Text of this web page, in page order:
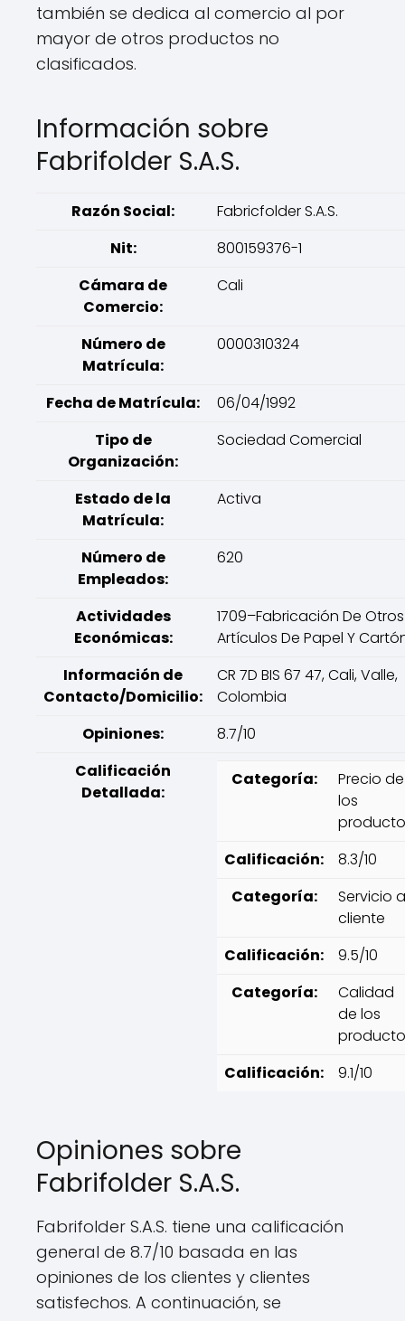
también se dedica al comercio al por
mayor de otros productos no
clasificados.
Información sobre
Fabrifolder S.A.S.
Razón Social:
Fabricfolder S.A.S.
Nit:
800159376-1
Cámara de
Comercio:
Cali
Número de
Matrícula:
0000310324
Fecha de Matrícula:
06/04/1992
Tipo de
Organización:
Sociedad Comercial
Estado de la
Matrícula:
Activa
Número de
Empleados:
620
Actividades
Económicas:
1709–Fabricación De Otros
Artículos De Papel Y
Información de
Contacto/Domicilio:
CR 7D BIS 67 47, Cali, Valle,
Colombia
Opiniones:
8.7/10
Calificación
Detallada:
Categoría:
Precio de
los
Calificación:
8.3/10
Categoría:
Servicio
cliente
Calificación:
9.5/10
Categoría:
Calidad
de los
Calificación:
9.1/10
Opiniones sobre
Fabrifolder S.A.S.
Fabrifolder S.A.S. tiene una calificación
general de 8.7/10 basada en las
opiniones de los clientes y clientes
satisfechos. A continuación, se